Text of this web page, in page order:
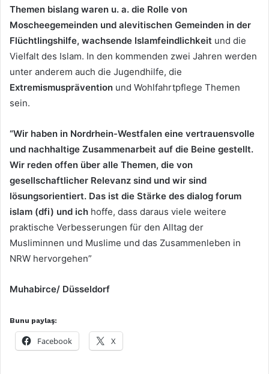
Themen bislang waren u. a. die Rolle von
Moscheegemeinden und alevitischen Gemeinden in der
Flüchtlingshilfe, wachsende Islamfeindlichkeit und die
Vielfalt des Islam. In den kommenden zwei Jahren werden
unter anderem auch die Jugendhilfe, die
Extremismusprävention und Wohlfahrtpflege Themen
sein.
“Wir haben in Nordrhein-Westfalen eine vertrauensvolle
und nachhaltige Zusammenarbeit auf die Beine gestellt.
Wir reden offen über alle Themen, die von
gesellschaftlicher Relevanz sind und wir sind
lösungsorientiert. Das ist die Stärke des dialog forum
islam (dfi) und ich hoffe, dass daraus viele weitere
praktische Verbesserungen für den Alltag der
Musliminnen und Muslime und das Zusammenleben in
NRW hervorgehen”
Muhabirce/ Düsseldorf
Bunu paylaş:
Facebook X